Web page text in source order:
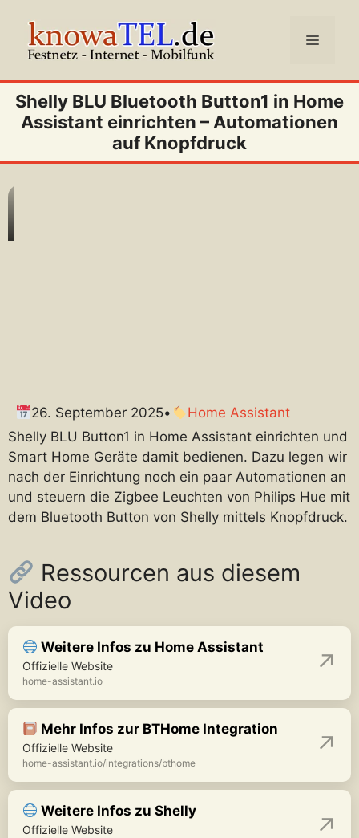
Inhalt
springen
Menü
Shelly BLU Bluetooth Button1 in Home
Assistant einrichten – Automationen
auf Knopfdruck
26. September 2025•
Home Assistant
Shelly BLU Button1 in Home Assistant einrichten und
Smart Home Geräte damit bedienen. Dazu legen wir
nach der Einrichtung noch ein paar Automationen an
und steuern die Zigbee Leuchten von Philips Hue mit
dem Bluetooth Button von Shelly mittels Knopfdruck.
Ressourcen aus diesem
Video
Weitere Infos zu Home Assistant
Offizielle Website
home-assistant.io
Mehr Infos zur BTHome Integration
Offizielle Website
home-assistant.io/integrations/bthome
Weitere Infos zu Shelly
Offizielle Website